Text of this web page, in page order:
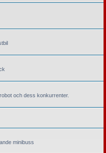
och dess konkurrenter.
minibuss